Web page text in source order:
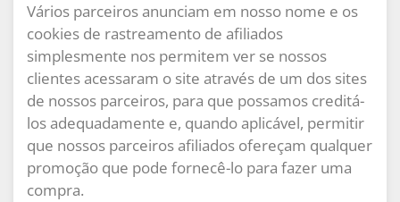
Vários parceiros anunciam em nosso nome e os
cookies de rastreamento de afiliados
simplesmente nos permitem ver se nossos
clientes acessaram o site através de um dos sites
de nossos parceiros, para que possamos creditá-
los adequadamente e, quando aplicável, permitir
que nossos parceiros afiliados ofereçam qualquer
promoção que pode fornecê-lo para fazer uma
compra.